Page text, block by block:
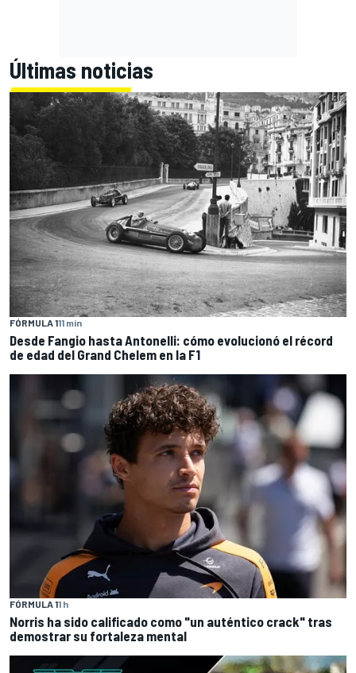
Últimas noticias
FÓRMULA 111 min
Desde Fangio hasta Antonelli: cómo evolucionó el récord
de edad del Grand Chelem en la F1
FÓRMULA 11 h
Norris ha sido calificado como "un auténtico crack" tras
demostrar su fortaleza mental